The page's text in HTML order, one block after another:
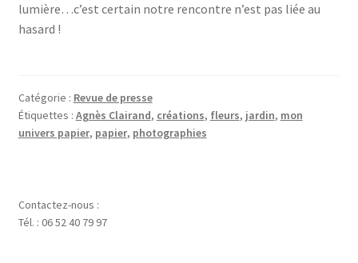
lumière…c’est certain notre rencontre n’est pas liée au
hasard !
Catégorie : Revue de presse
Étiquettes : Agnès Clairand, créations, fleurs, jardin, mon
univers papier, papier, photographies
Contactez-nous :
Tél. : 06 52 40 79 97